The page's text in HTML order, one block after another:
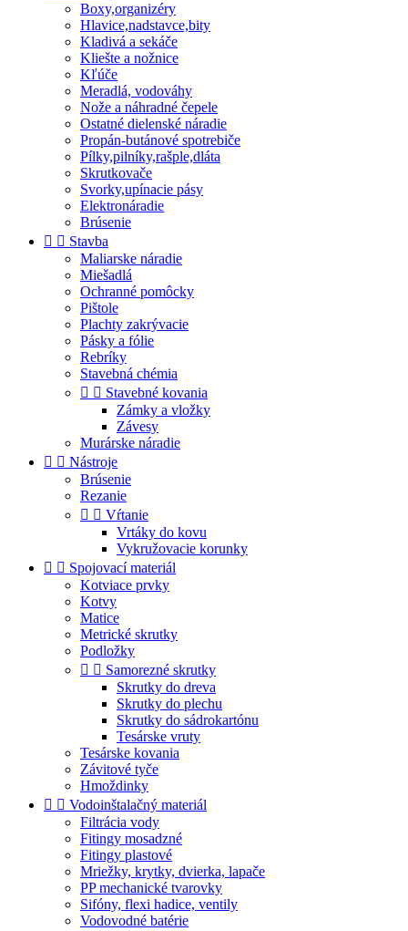
Boxy,organizéry
Hlavice,nadstavce,bity
Kladivá a sekáče
Kliešte a nožnice
Kľúče
Meradlá, vodováhy
Nože a náhradné čepele
Ostatné dielenské náradie
Propán-butánové spotrebiče
Pílky,pilníky,rašple,dláta
Skrutkovače
Svorky,upínacie pásy
Elektronáradie
Brúsenie
  Stavba
Maliarske náradie
Miešadlá
Ochranné pomôcky
Pištole
Plachty zakrývacie
Pásky a fólie
Rebríky
Stavebná chémia
  Stavebné kovania
Zámky a vložky
Závesy
Murárske náradie
  Nástroje
Brúsenie
Rezanie
  Vŕtanie
Vrtáky do kovu
Vykružovacie korunky
  Spojovací materiál
Kotviace prvky
Kotvy
Matice
Metrické skrutky
Podložky
  Samorezné skrutky
Skrutky do dreva
Skrutky do plechu
Skrutky do sádrokartónu
Tesárske vruty
Tesárske kovania
Závitové tyče
Hmoždinky
  Vodoinštalačný materiál
Filtrácia vody
Fitingy mosadzné
Fitingy plastové
Mriežky, krytky, dvierka, lapače
PP mechanické tvarovky
Sifóny, flexi hadice, ventily
Vodovodné batérie